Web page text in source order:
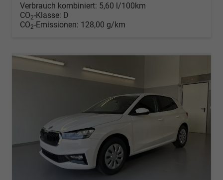
Verbrauch kombiniert: 5,60 l/100km
CO2-Klasse: D
CO2-Emissionen: 128,00 g/km